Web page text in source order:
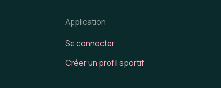
Application
Se connecter
Créer un profil sportif